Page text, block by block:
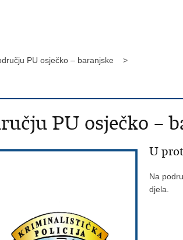
PU osječko – baranjske >
PU osječko –
U
Na
djela.